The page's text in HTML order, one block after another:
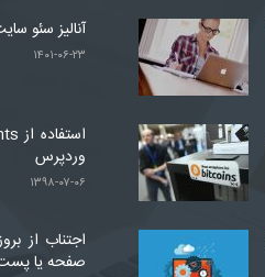
آنالیز سئو
۱۴۰۱-۰۶-۲۳
وردپرس
۱۳۹۸-۰۷-۰۶
اجتناب از
صفحه یا